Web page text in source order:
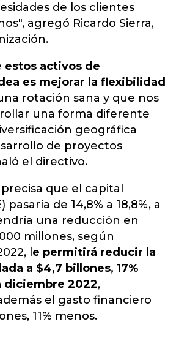
de los clientes
agregó Ricardo Sierra,
estos activos de
es mejorar la flexibilidad
rotación sana y que nos
una forma diferente
geográfica
de proyectos
el directivo.
que el capital
pasaría de 14,8% a 18,8%, a
una reducción en
millones, según
l e permitirá reducir la
a $4,7 billones, 17%
diciembre 2022,
el gasto financiero
11% menos.